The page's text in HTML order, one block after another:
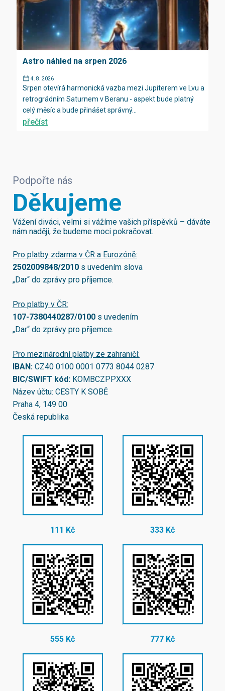
Astro náhled na srpen 2026
4. 8. 2026
Srpen otevírá harmonická vazba mezi Jupiterem ve Lvu a
retrográdním Saturnem v Beranu - aspekt bude platný
celý měsíc a bude přinášet správný...
přečíst
Podpořte nás
Děkujeme
Vážení diváci, velmi si vážíme vašich příspěvků – dáváte
nám naději, že budeme moci pokračovat.
Pro platby zdarma v ČR a Eurozóně:
2502009848/2010 s uvedením slova
„Dar“ do zprávy pro příjemce.
Pro platby v ČR:
107-7380440287/0100 s uvedením
„Dar“ do zprávy pro příjemce.
Pro mezinárodní platby ze zahraničí:
IBAN: CZ40 0100 0001 0773 8044 0287
BIC/SWIFT kód: KOMBCZPPXXX
Název účtu: CESTY K SOBĚ
Praha 4, 149 00
Česká republika
111 Kč 333 Kč
555 Kč 777 Kč